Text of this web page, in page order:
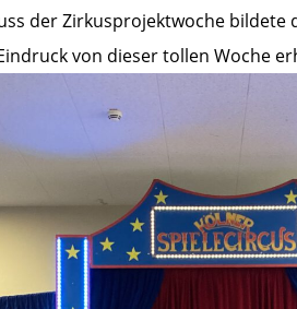
der Zirkusprojektwoche bildete
von dieser tollen Woche